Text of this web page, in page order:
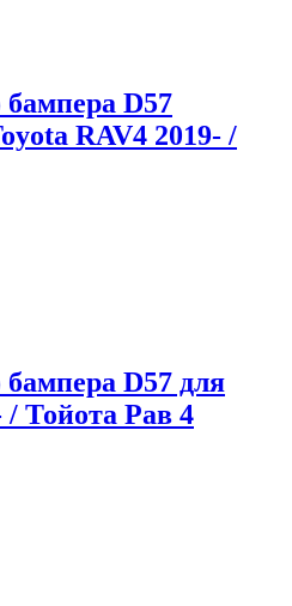
D57
RAV4 2019- /
D57 для
/ Тойота Рав 4